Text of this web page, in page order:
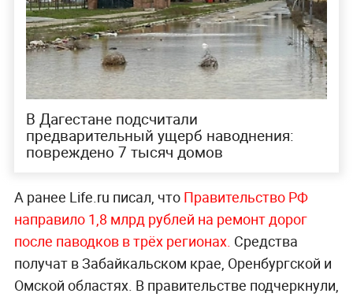
В Дагестане подсчитали
предварительный ущерб наводнения:
повреждено 7 тысяч домов
А ранее Life.ru писал, что Правительство РФ
направило 1,8 млрд рублей на ремонт дорог
после паводков в трёх регионах. Средства
получат в Забайкальском крае, Оренбургской и
Омской областях. В правительстве подчеркнули,